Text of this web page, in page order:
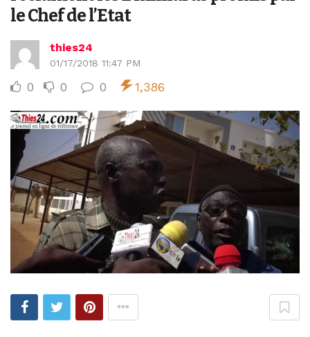
le Chef de l’Etat
thies24
01/17/2018 11:47 PM
0 0 0 1,386